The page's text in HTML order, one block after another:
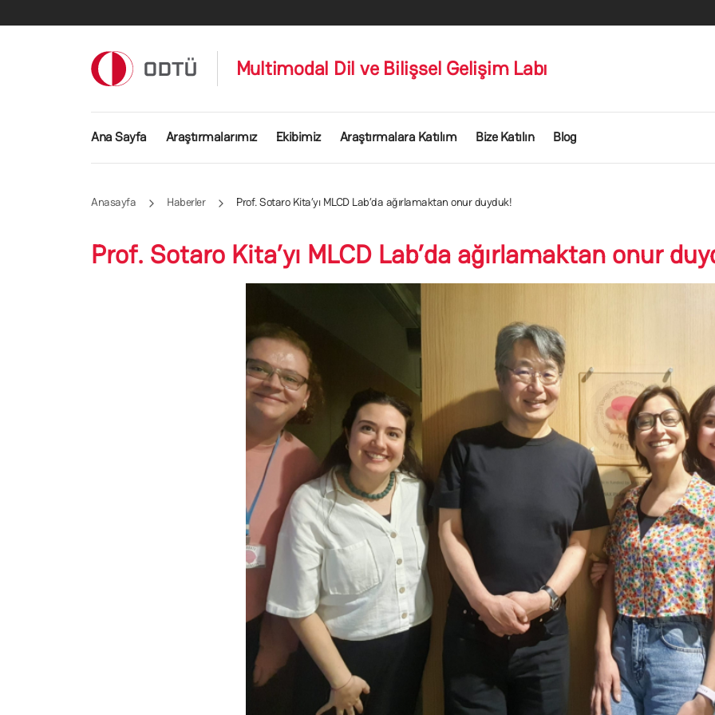
Multimodal Dil ve Bilişsel Gelişim Labı
Ana gezinti menüsü
Ana Sayfa Araştırmalarımız Ekibimiz Araştırmalara Katılım Bize Katılın Blog
Anasayfa Haberler Prof. Sotaro Kita’yı MLCD Lab’da ağırlamaktan onur duyduk!
Prof. Sotaro Kita’yı MLCD Lab’da ağırlamaktan onur